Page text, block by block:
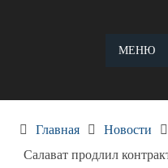
МЕНЮ
Главная
Новости
Салават продлил